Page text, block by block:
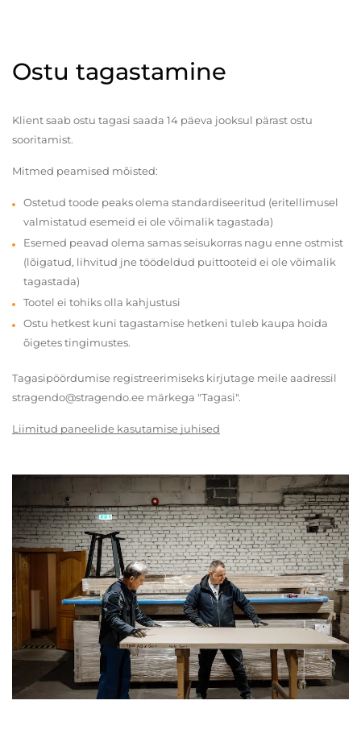
Ostu tagastamine
Klient saab ostu tagasi saada 14 päeva jooksul pärast ostu
sooritamist.
Mitmed peamised mõisted:
Ostetud toode peaks olema standardiseeritud (eritellimusel
valmistatud esemeid ei ole võimalik tagastada)
Esemed peavad olema samas seisukorras nagu enne ostmist
(lõigatud, lihvitud jne töödeldud puittooteid ei ole võimalik
tagastada)
Tootel ei tohiks olla kahjustusi
Ostu hetkest kuni tagastamise hetkeni tuleb kaupa hoida
õigetes tingimustes.
Tagasipöördumise registreerimiseks kirjutage meile aadressil
stragendo@stragendo.ee märkega "Tagasi".
Liimitud paneelide kasutamise juhised